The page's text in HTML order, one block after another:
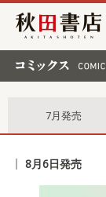
秋田書店
7月発売
8月6日発売